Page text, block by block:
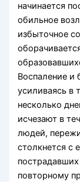
начинается
обильное
избыточное
Воспаление и
усиливаясь в
несколько
исчезают в
людей,
столкнется с
пострадавших
повторному